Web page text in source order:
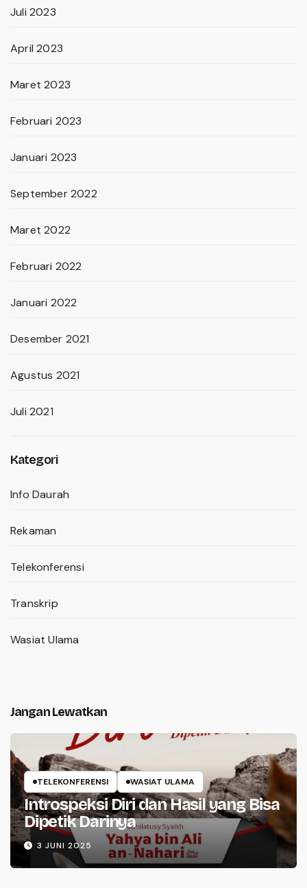
Juli 2023
April 2023
Maret 2023
Februari 2023
Januari 2023
September 2022
Maret 2022
Februari 2022
Januari 2022
Desember 2021
Agustus 2021
Juli 2021
Kategori
Info Daurah
Rekaman
Telekonferensi
Transkrip
Wasiat Ulama
Jangan Lewatkan
TELEKONFERENSI WASIAT ULAMA
Introspeksi Diri dan Hasil yang Bisa
Dipetik Darinya
3 JUNI 2025